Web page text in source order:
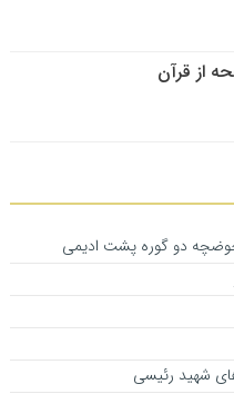
از قرآن
حوضچه دو گوره پشت ادیمی
شهید رئیسی